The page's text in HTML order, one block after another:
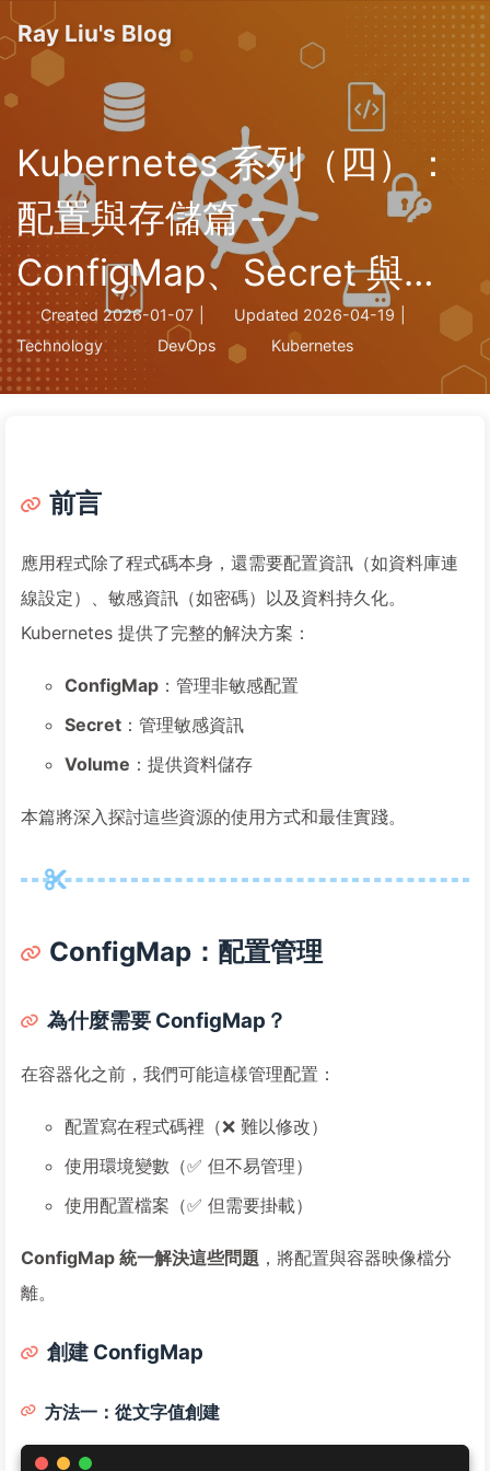
Ray Liu's Blog
Kubernetes 系列（四）：
配置與存儲篇 -
ConfigMap、Secret 與
Volume
Created 2026-01-07 Updated 2026-04-19
Technology
DevOps Kubernetes
前言
應用程式除了程式碼本身，還需要配置資訊（如資料庫連
線設定）、敏感資訊（如密碼）以及資料持久化。
Kubernetes 提供了完整的解決方案：
ConfigMap ：管理非敏感配置
Secret ：管理敏感資訊
Volume ：提供資料儲存
本篇將深入探討這些資源的使用方式和最佳實踐。
ConfigMap：配置管理
為什麼需要 ConfigMap？
在容器化之前，我們可能這樣管理配置：
配置寫在程式碼裡（❌ 難以修改）
使用環境變數（✅ 但不易管理）
使用配置檔案（✅ 但需要掛載）
ConfigMap 統一解決這些問題 ，將配置與容器映像檔分
離。
創建 ConfigMap
方法一：從文字值創建